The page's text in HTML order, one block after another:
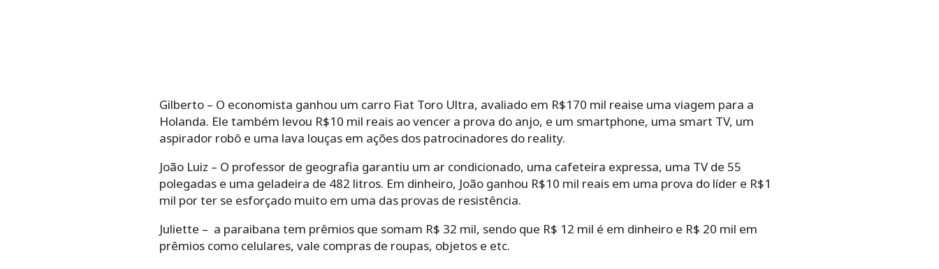
Gilberto – O economista ganhou um carro Fiat Toro Ultra, avaliado em R$170 mil reaise uma viagem para a
Holanda. Ele também levou R$10 mil reais ao vencer a prova do anjo, e um smartphone, uma smart TV, um
aspirador robô e uma lava louças em ações dos patrocinadores do reality.
João Luiz – O professor de geografia garantiu um ar condicionado, uma cafeteira expressa, uma TV de 55
polegadas e uma geladeira de 482 litros. Em dinheiro, João ganhou R$10 mil reais em uma prova do líder e R$1
mil por ter se esforçado muito em uma das provas de resistência.
Juliette – a paraibana tem prêmios que somam R$ 32 mil, sendo que R$ 12 mil é em dinheiro e R$ 20 mil em
prêmios como celulares, vale compras de roupas, objetos e etc.